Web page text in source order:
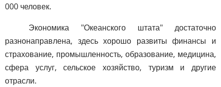
000 человек.
Экономика "Океанского штата" достаточно
разнонаправлена, здесь хорошо развиты финансы и
страхование, промышленность, образование, медицина,
сфера услуг, сельское хозяйство, туризм и другие
отрасли.